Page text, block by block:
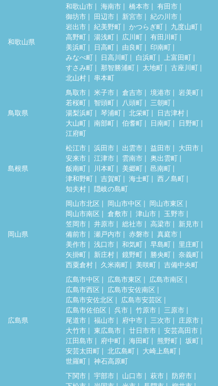
和歌山県
和歌山市 海南市 橋本市
有田市
御坊市
田辺市 新宮市
紀の川市
岩出市
紀美野町 かつらぎ町
九度山町
高野町
湯浅町 広川町
有田川町
美浜町
日高町 由良町
印南町
みなべ町
日高川町 白浜町
上富田町
すさみ町
那智勝浦町 太地町
古座川町
北山村
串本町
鳥取県
鳥取市 米子市 倉吉市 境港市
岩美町
若桜町
智頭町 八頭町
三朝町
湯梨浜町
琴浦町 北栄町
日吉津村
大山町
南部町 伯耆町 日南町
日野町
江府町
島根県
松江市 浜田市 出雲市 益田市
大田市
安来市
江津市 雲南市
奥出雲町
飯南町
川本町 美郷町
邑南町
津和野町
吉賀町 海士町
西ノ島町
知夫村
隠岐の島町
岡山県
岡山市北区 岡山市中区
岡山市東区
岡山市南区
倉敷市 津山市
玉野市
笠岡市
井原市 総社市 高梁市
新見市
備前市
瀬戸内市 赤磐市
真庭市
美作市
浅口市 和気町 早島町
里庄町
矢掛町
新庄村 鏡野町 勝央町
奈義町
西粟倉村
久米南町 美咲町 吉備中央町
広島県
広島市中区 広島市東区
広島市南区
広島市西区
広島市安佐南区
広島市安佐北区
広島市安芸区
広島市佐伯区
呉市 竹原市
三原市
尾道市
福山市 府中市 三次市
庄原市
大竹市
東広島市 廿日市市
安芸高田市
江田島市
府中町 海田町 熊野町
坂町
安芸太田町
北広島町
大崎上島町
世羅町
神石高原町
下関市 宇部市 山口市 萩市
防府市